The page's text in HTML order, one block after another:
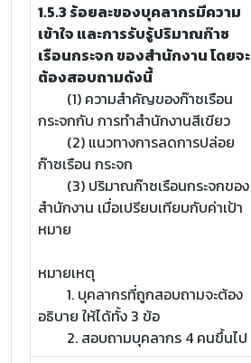
1.5.3 ร้อยละของบุคลากรมีความ
เข้าใจ และการรับรู้ปริมาณก๊าซ
เรือนกระจก ของสำนักงาน โดยจะ
ต้องสอบถามดังนี้
(1) ความสำคัญของก๊าซเรือน
กระจกกับ การทำสำนักงานสีเขียว
(2) แนวทางการลดการปล่อย
ก๊าซเรือน กระจก
(3) ปริมาณก๊าซเรือนกระจกของ
สำนักงาน เมื่อเปรียบเทียบกับค่าเป้า
หมาย
หมายเหตุ
1. บุคลากรที่ถูกสอบถามจะต้อง
อธิบาย ให้ได้ทั้ง 3 ข้อ
2. สอบถามบุคลากร 4 คนขึ้นไป